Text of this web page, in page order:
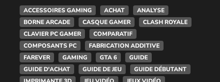
ACCESSOIRES GAMING ACHAT
ANALYSE
BORNE ARCADE
CASQUE GAMER
CLASH ROYALE
CLAVIER PC GAMER
COMPARATIF
COMPOSANTS PC
FABRICATION ADDITIVE
FAREVER
GAMING GTA 6
GUIDE
GUIDE D'ACHAT
GUIDE DE JEU
GUIDE DÉBUTANT